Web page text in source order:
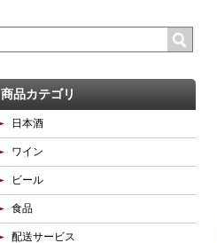
商品カテゴリ
日本酒
ワイン
ビール
食品
配送サービス